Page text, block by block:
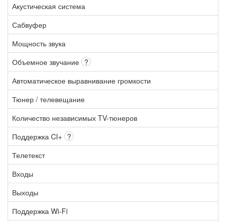
Акустическая система
Сабвуфер
Мощность звука
Объемное звучание ?
Автоматическое выравнивание громкости
Тюнер / телевещание
Количество независимых TV-тюнеров
Поддержка CI+ ?
Телетекст
Входы
Выходы
Поддержка Wi-Fi